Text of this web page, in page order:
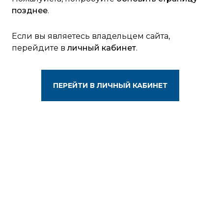
позднее.
Если вы являетесь владельцем сайта,
перейдите в личный кабинет.
ПЕРЕЙТИ В ЛИЧНЫЙ КАБИНЕТ